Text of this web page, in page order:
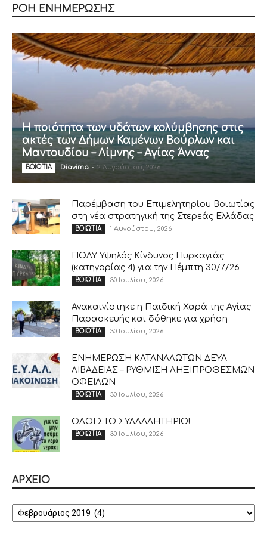
ΡΟΗ ΕΝΗΜΕΡΩΣΗΣ
Η ποιότητα των υδάτων κολύμβησης στις
ακτές των Δήμων Καμένων Βούρλων και
Μαντουδίου – Λίμνης – Αγίας Άννας
ΒΟΙΩΤΙΑ Diavima - 2 Αυγούστου, 2026
Παρέμβαση του Επιμελητηρίου Βοιωτίας
στη νέα στρατηγική της Στερεάς Ελλάδας
ΒΟΙΩΤΙΑ 1 Αυγούστου, 2026
ΠΟΛΥ Υψηλός Κίνδυνος Πυρκαγιάς
(κατηγορίας 4) για την Πέμπτη 30/7/26
ΒΟΙΩΤΙΑ 30 Ιουλίου, 2026
Ανακαινίστηκε η Παιδική Χαρά της Αγίας
Παρασκευής και δόθηκε για χρήση
ΒΟΙΩΤΙΑ 30 Ιουλίου, 2026
ΕΝΗΜΕΡΩΣΗ ΚΑΤΑΝΑΛΩΤΩΝ ΔΕΥΑ
ΛΙΒΑΔΕΙΑΣ – ΡΥΘΜΙΣΗ ΛΗΞΙΠΡΟΘΕΣΜΩΝ
ΟΦΕΙΛΩΝ
ΒΟΙΩΤΙΑ 30 Ιουλίου, 2026
ΟΛΟΙ ΣΤΟ ΣΥΛΛΑΛΗΤΗΡΙΟ!
ΒΟΙΩΤΙΑ 30 Ιουλίου, 2026
ΑΡΧΕΙΟ
ΑΡΧΕΙΟ